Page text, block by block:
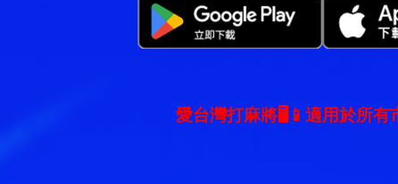
愛台灣打麻將🖥️📱適用於所